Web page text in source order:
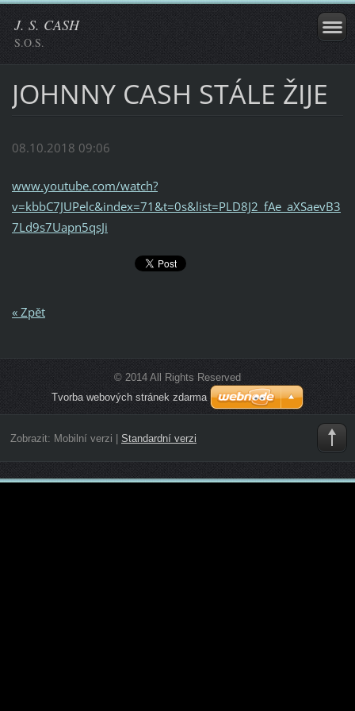
J. S. CASH
S.O.S.
JOHNNY CASH STÁLE ŽIJE
08.10.2018 09:06
www.youtube.com/watch?
v=kbbC7JUPelc&index=71&t=0s&list=PLD8J2_fAe_aXSaevB3
7Ld9s7Uapn5qsJi
« Zpět
© 2014 All Rights Reserved
Tvorba webových stránek zdarma
Zobrazit: Mobilní verzi Standardní verzi